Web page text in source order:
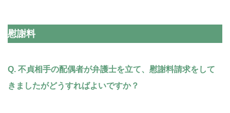
慰謝料
Q. 不貞相手の配偶者が弁護士を立て、慰謝料請求をして
きましたがどうすればよいですか？